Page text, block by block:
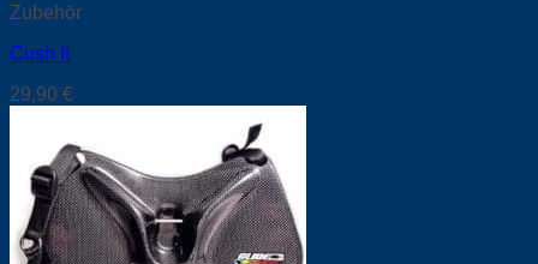
Zubehör
Cush It
29,90 €